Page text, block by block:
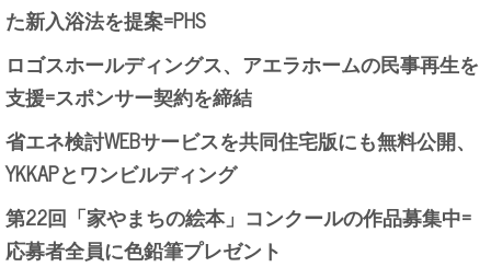
た新入浴法を提案=PHS
ロゴスホールディングス、アエラホームの民事再生を
支援=スポンサー契約を締結
省エネ検討WEBサービスを共同住宅版にも無料公開、
YKKAPとワンビルディング
第22回「家やまちの絵本」コンクールの作品募集中=
応募者全員に色鉛筆プレゼント